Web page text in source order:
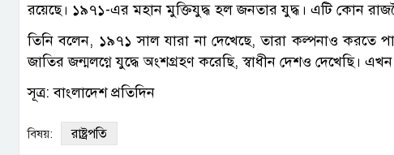
রয়েছে। ১৯৭১-এর মহান মুক্তিযুদ্ধ হল জনতার যুদ্ধ। এটি কোন
তিনি বলেন, ১৯৭১ সাল যারা না দেখেছে, তারা কল্পনাও করতে
জাতির জন্মলগ্নে যুদ্ধে অংশগ্রহণ করেছি, স্বাধীন দেশও দেখেছি।
সূত্র: বাংলাদেশ প্রতিদিন
বিষয়: রাষ্ট্রপতি